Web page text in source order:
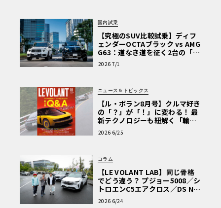
国内試乗
【究極のSUV比較試乗】ディフ
ェンダーOCTAブラック vs AMG
G63：道なき道を征く2台の「対
極的アプローチ」
2026 7/1
ニュース＆トピックス
【ル・ボラン8月号】クルマ好き
の「？」が「！」に変わる！ 最
新テクノロジーも紐解く「輸入
車Q&A」
2026 6/25
コラム
【LE VOLANT LAB】同じ骨格
でどう違う？ プジョー5008／シ
トロエンC5エアクロス／DS Nº4
読者一気乗りレポート
2026 6/24